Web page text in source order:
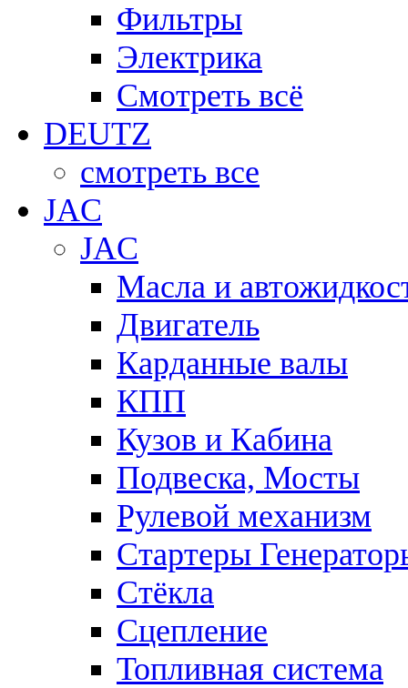
Фильтры
Электрика
Смотреть всё
DEUTZ
смотреть все
JAC
JAC
Масла и
Двигатель
Карданные валы
КПП
Кузов и Кабина
Подвеска, Мосты
Рулевой механизм
Стартеры
Стёкла
Сцепление
Топливная система